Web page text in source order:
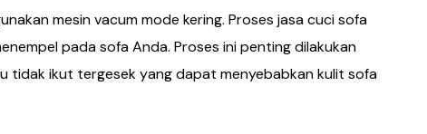
mesin vacum mode kering. Proses jasa cuci sofa
pada sofa Anda. Proses ini penting dilakukan
tidak ikut tergesek yang dapat menyebabkan kulit sofa